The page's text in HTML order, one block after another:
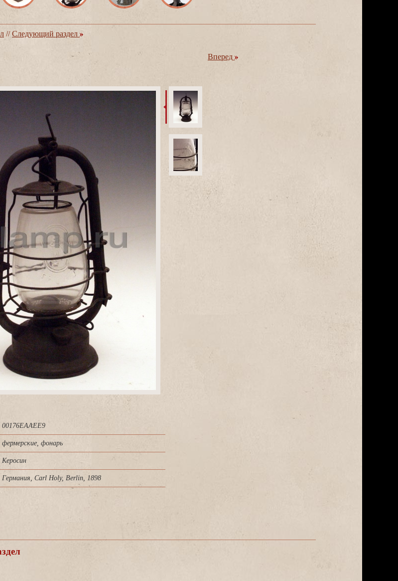
//Следующий раздел
перед
00176EAAEE9
фермерские, фонарь
Керосин
Германия, Carl Holy, Berlin, 1898